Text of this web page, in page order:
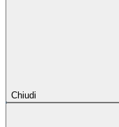
Chiudi